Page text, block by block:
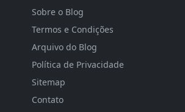
Sobre o Blog
Termos e Condições
Arquivo do Blog
Política de Privacidade
Sitemap
Contato